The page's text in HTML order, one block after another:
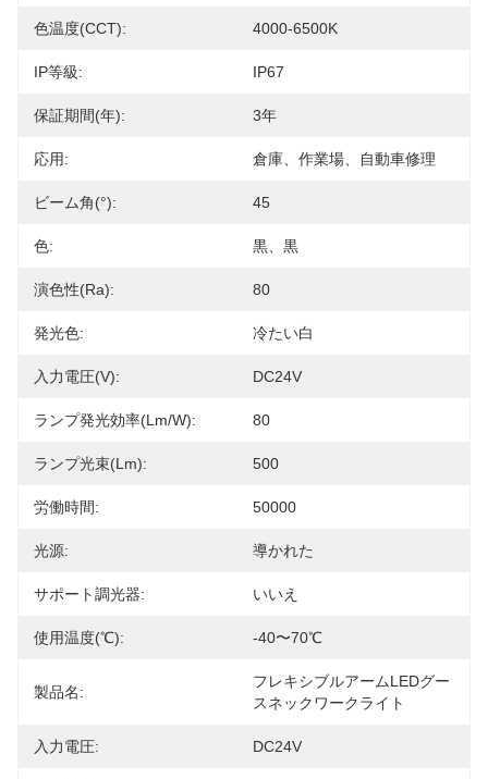
色温度(CCT): 4000-6500K
IP等級: IP67
保証期間(年): 3年
応用: 倉庫、作業場、自動車修理
ビーム角(°): 45
色: 黒、黒
演色性(Ra): 80
発光色: 冷たい白
入力電圧(V): DC24V
ランプ発光効率(lm/w): 80
ランプ光束(lm): 500
労働時間: 50000
光源: 導かれた
サポート調光器: いいえ
使用温度(℃): -40〜70℃
製品名:
フレキシブルアームLEDグー
スネックワークライト
入力電圧: DC24V